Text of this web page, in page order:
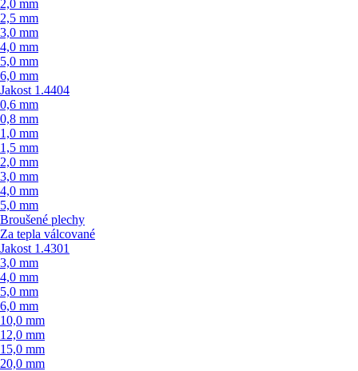
2,0 mm
2,5 mm
3,0 mm
4,0 mm
5,0 mm
6,0 mm
Jakost 1.4404
0,6 mm
0,8 mm
1,0 mm
1,5 mm
2,0 mm
3,0 mm
4,0 mm
5,0 mm
Broušené plechy
Za tepla válcované
Jakost 1.4301
3,0 mm
4,0 mm
5,0 mm
6,0 mm
10,0 mm
12,0 mm
15,0 mm
20,0 mm